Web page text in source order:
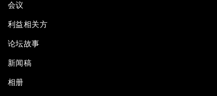
会议
利益相关方
论坛故事
新闻稿
相册